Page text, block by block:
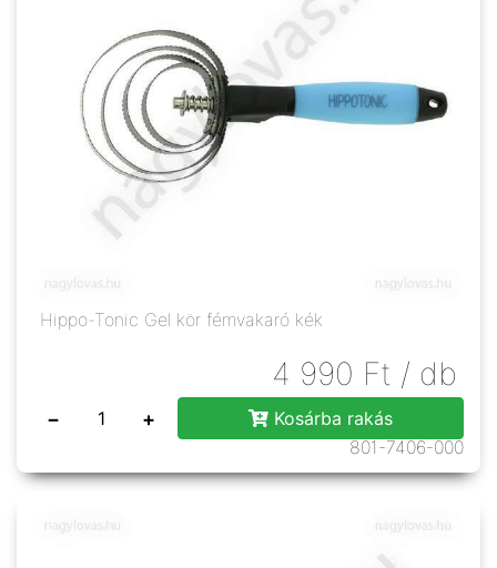
Hippo-Tonic Gel kör fémvakaró kék
4 990 Ft / db
− +
Kosárba rakás
801-7406-000